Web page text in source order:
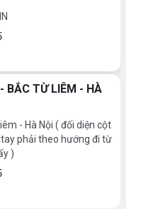
BẮC TỪ LIÊM - HÀ
- Hà Nội ( đối diện cột
phải theo hướng đi từ
)